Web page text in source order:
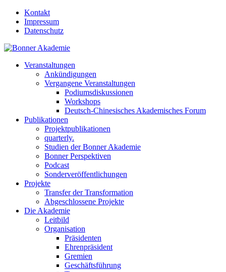
Kontakt
Impressum
Datenschutz
Veranstaltungen
Ankündigungen
Vergangene Veranstaltungen
Podiumsdiskussionen
Workshops
Deutsch-Chinesisches Akademisches Forum
Publikationen
Projektpublikationen
quarterly.
Studien der Bonner Akademie
Bonner Perspektiven
Podcast
Sonderveröffentlichungen
Projekte
Transfer der Transformation
Abgeschlossene Projekte
Die Akademie
Leitbild
Organisation
Präsidenten
Ehrenpräsident
Gremien
Geschäftsführung